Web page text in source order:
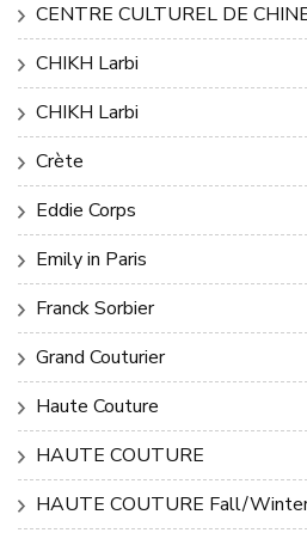
CENTRE CULTUREL DE
CHIKH Larbi
CHIKH Larbi
Crète
Eddie Corps
Emily in Paris
Franck Sorbier
Grand Couturier
Haute Couture
HAUTE COUTURE
HAUTE COUTURE Fall/